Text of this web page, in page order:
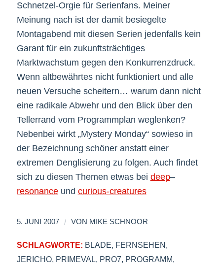
Schnetzel-Orgie für Serienfans. Meiner
Meinung nach ist der damit besiegelte
Montagabend mit diesen Serien jedenfalls kein
Garant für ein zukunftsträchtiges
Marktwachstum gegen den Konkurrenzdruck.
Wenn altbewährtes nicht funktioniert und alle
neuen Versuche scheitern… warum dann nicht
eine radikale Abwehr und den Blick über den
Tellerrand vom Programmplan weglenken?
Nebenbei wirkt „Mystery Monday“ sowieso in
der Bezeichnung schöner anstatt einer
extremen Denglisierung zu folgen. Auch findet
sich zu diesen Themen etwas bei deep–
resonanceund curious-creatures
5. JUNI 2007 / VON MIKE SCHNOOR
SCHLAGWORTE: BLADE, FERNSEHEN ,
JERICHO, PRIMEVAL, PRO7, PROGRAMM,